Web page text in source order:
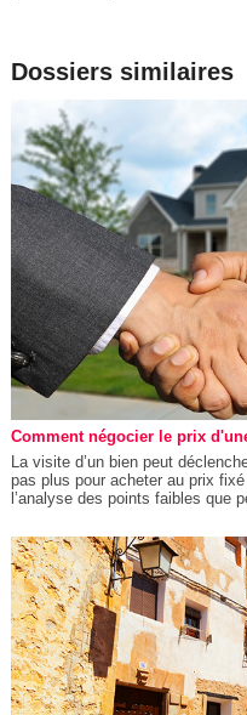
Dossiers similaires
Comment négocier le prix
La visite d’un bien peut
pas plus pour acheter au prix
l’analyse des points faibles que